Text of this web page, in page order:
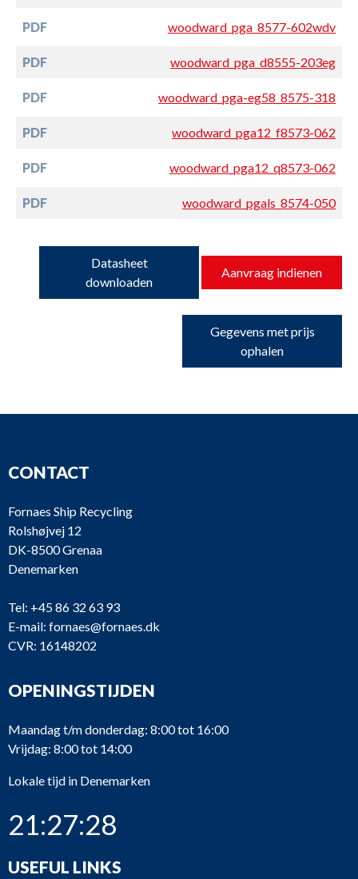
PDF woodward_pga_8577-602wdv
PDF woodward_pga_d8555-203eg
PDF woodward_pga-eg58_8575-318
PDF woodward_pga12_f8573-062
PDF woodward_pga12_q8573-062
PDF woodward_pgals_8574-050
Datasheet
downloaden
Aanvraag indienen
Gegevens met prijs
ophalen
CONTACT
Fornaes Ship Recycling
Rolshøjvej 12
DK-8500 Grenaa
Denemarken
Tel: +45 86 32 63 93
E-mail: fornaes@fornaes.dk
CVR: 16148202
OPENINGSTIJDEN
Maandag t/m donderdag: 8:00 tot 16:00
Vrijdag: 8:00 tot 14:00
Lokale tijd in Denemarken
21:27:28
USEFUL LINKS